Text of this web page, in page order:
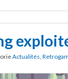
Actualités,